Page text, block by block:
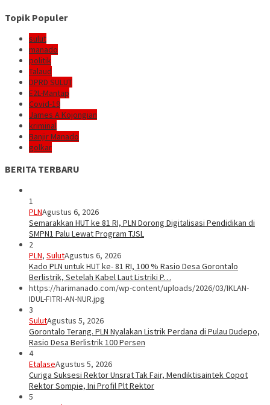
Topik Populer
sulut
manado
politik
Talaud
DPRD SULUT
E2L-Mantap
Covid-19
James A Kojongian
kriminal
Banjir Manado
golkar
BERITA TERBARU
1
PLNAgustus 6, 2026
Semarakkan HUT ke 81 RI, PLN Dorong Digitalisasi Pendidikan di
SMPN1 Palu Lewat Program TJSL
2
PLN, SulutAgustus 6, 2026
Kado PLN untuk HUT ke- 81 RI, 100 % Rasio Desa Gorontalo
Berlistrik, Setelah Kabel Laut Listriki P…
https://harimanado.com/wp-content/uploads/2026/03/IKLAN-
IDUL-FITRI-AN-NUR.jpg
3
SulutAgustus 5, 2026
Gorontalo Terang. PLN Nyalakan Listrik Perdana di Pulau Dudepo,
Rasio Desa Berlistrik 100 Persen
4
EtalaseAgustus 5, 2026
Curiga Suksesi Rektor Unsrat Tak Fair, Mendiktisaintek Copot
Rektor Sompie, Ini Profil Plt Rektor
5